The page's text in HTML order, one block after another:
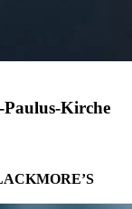
Paulus-Kirche